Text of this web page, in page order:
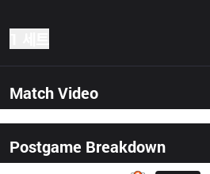
Match Video
Postgame Breakdown